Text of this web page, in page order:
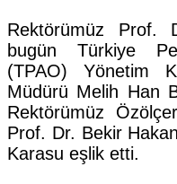
Rektörümüz Prof.
bugün Türkiye
(TPAO) Yönetim
Müdürü Melih Han
Rektörümüz
Prof. Dr. Bekir
Karasu eşlik etti.